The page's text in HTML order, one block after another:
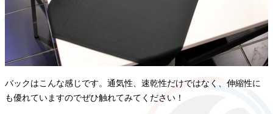
バックはこんな感じです。通気性、速乾性だけではなく、伸縮性に
も優れていますのでぜひ触れてみてください！